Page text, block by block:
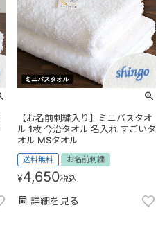
【お名前刺繍入り】ミニバスタオ
ル 1枚 今治タオル 名入れ すごいタ
オル MSタオル
送料無料 お名前刺繍
¥4,650税込
詳細を見る